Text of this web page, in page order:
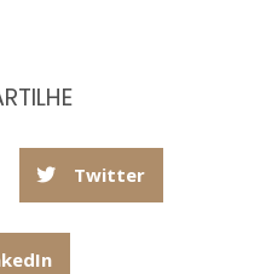
Twitter